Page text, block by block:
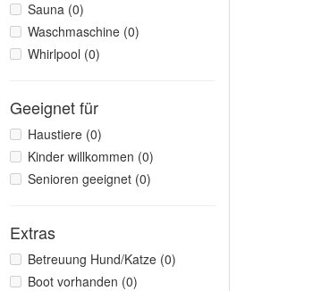
Sauna (0)
Waschmaschine (0)
Whirlpool (0)
Geeignet für
Haustiere (0)
Kinder willkommen (0)
Senioren geeignet (0)
Extras
Betreuung Hund/Katze (0)
Boot vorhanden (0)